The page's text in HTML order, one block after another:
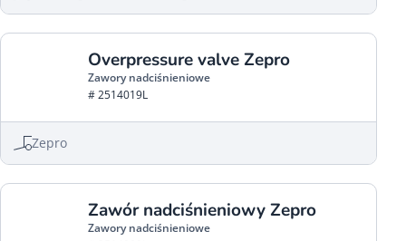
Overpressure valve Zepro
Zawory nadciśnieniowe
# 2514019L
Zepro
Zawór nadciśnieniowy Zepro
Zawory nadciśnieniowe